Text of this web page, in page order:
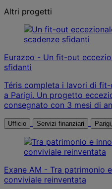
Altri progetti
Eurazeo - Un fit-out
sfidanti
Téris completa i lavori di
a Parigi. Un progetto
consegnato con 3 mesi di
Ufficio Servizi finanziari
Exane AM - Tra patrimonio
conviviale reinventata